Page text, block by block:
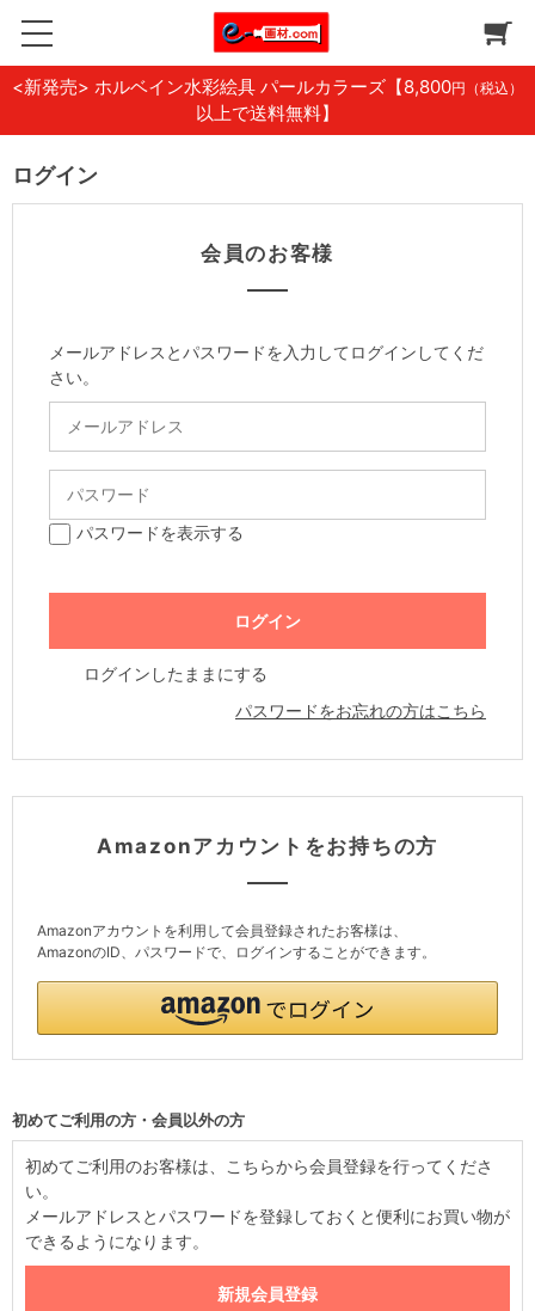
<新発売> ホルベイン水彩絵具 パールカラーズ 【8,800円（税込）
以上で送料無料】
ログイン
会員のお客様
メールアドレスとパスワードを入力してログインしてくだ
さい。
パスワードを表示する
ログインしたままにする
パスワードをお忘れの方はこちら
Amazonアカウントをお持ちの方
Amazonアカウントを利用して会員登録されたお客様は、
AmazonのID、パスワードで、ログインすることができます。
初めてご利用の方・会員以外の方
初めてご利用のお客様は、こちらから会員登録を行ってくださ
い。
メールアドレスとパスワードを登録しておくと便利にお買い物が
できるようになります。